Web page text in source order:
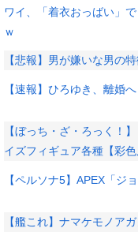
ワイ、「着衣おっばい」
ｗ
【悲報】男が嫌いな男の
【速報】ひろゆき、離婚
【ぼっち・ざ・ろっく！
イズフィギュア各種【彩色
【ペルソナ5】APEX「ジ
【艦これ】ナマケモノア